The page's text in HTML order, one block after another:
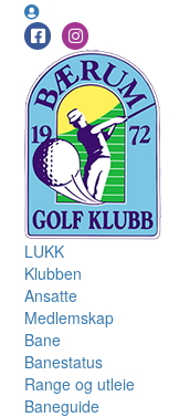
LUKK
Klubben
Ansatte
Medlemskap
Bane
Banestatus
Range og utleie
Baneguide